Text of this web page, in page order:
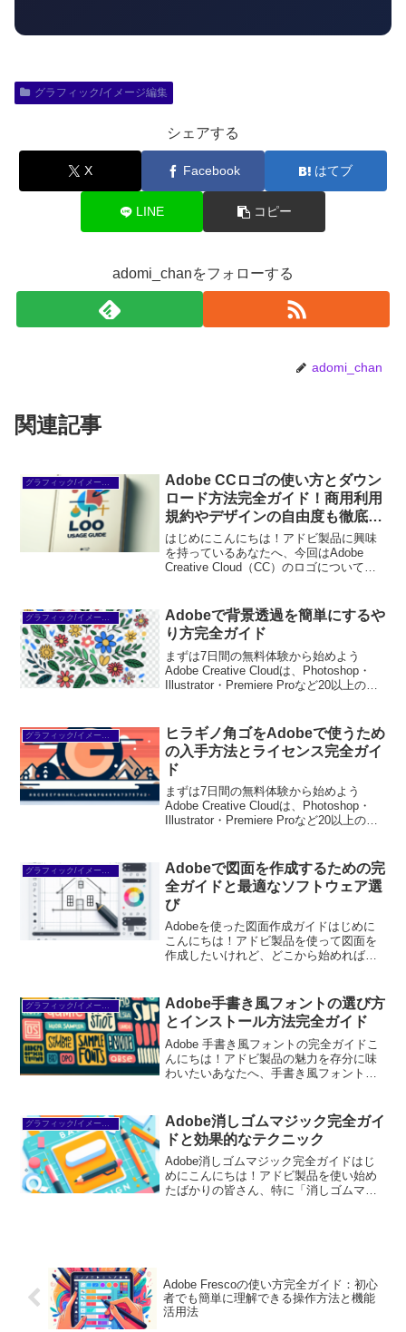
グラフィック/イメージ編集
シェアする
X Facebook はてブ
LINE コピー
adomi_chanをフォローする
adomi_chan
関連記事
グラフィック/イメージ編集
Adobe CCロゴの使い方とダウン
ロード方法完全ガイド！商用利用
規約やデザインの自由度も徹底解
説
はじめにこんにちは！アドビ製品に興味
を持っているあなたへ、今回はAdobe
Creative Cloud（CC）のロゴについての
ンロード方法、商用利用に関する規約な
どを...
グラフィック/イメージ編集
Adobeで背景透過を簡単にするや
り方完全ガイド
まずは7日間の無料体験から始めよう
Adobe Creative Cloudは、Photoshop・
Illustrator・Premiere Proなど20以上のア
→※...
ヒラギノ角ゴをAdobeで使うため
の入手方法とライセンス完全ガイ
ド
まずは7日間の無料体験から始めよう
Adobe Creative Cloudは、Photoshop・
Illustrator・Premiere Proなど20以上のア
→※...
グラフィック/イメージ編集
Adobeで図面を作成するための完
全ガイドと最適なソフトウェア選
び
Adobeを使った図面作成ガイドはじめに
こんにちは！アドビ製品を使って図面を
作成したいけれど、どこから始めればい
トウェアは多機能で、初心者にも使いや
すいツールが揃ってい...
グラフィック/イメージ編集
Adobe手書き風フォントの選び方
とインストール方法完全ガイド
Adobe 手書き風フォントの完全ガイドこ
んにちは！アドビ製品の魅力を存分に味
わいたいあなたへ、手書き風フォントの
晴らしいツールです。でも、どのフォン
トを選べばいいのか...
Adobe消しゴムマジック完全ガイ
ドと効果的なテクニック
Adobe消しゴムマジック完全ガイドはじ
めにこんにちは！アドビ製品を使い始め
たばかりの皆さん、特に「消しゴムマジ
Adobe Frescoの使い方完全ガイド：初心
者でも簡単に理解できる操作方法と機能
活用法